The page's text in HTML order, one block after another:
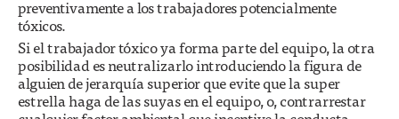
preventivamente a los trabajadores potencialmente
tóxicos.
Si el trabajador tóxico ya forma parte del equipo, la otra
posibilidad es neutralizarlo introduciendo la figura de
alguien de jerarquía superior que evite que la super
estrella haga de las suyas en el equipo, o, contrarrestar